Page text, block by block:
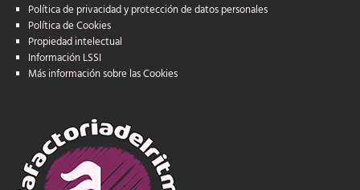
Política de privacidad y protección de datos personales
Política de Cookies
Propiedad intelectual
Información LSSI
Más información sobre las Cookies